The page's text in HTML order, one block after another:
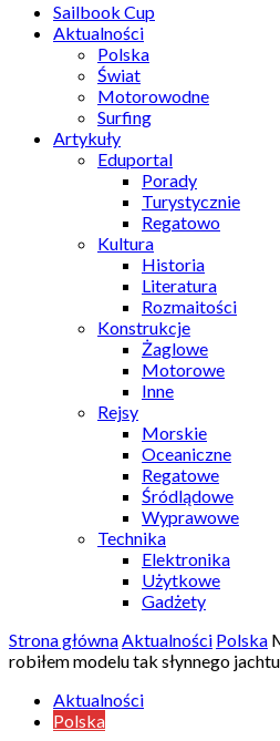
Sailbook Cup
Aktualności
Polska
Świat
Motorowodne
Surfing
Artykuły
Eduportal
Porady
Turystycznie
Regatowo
Kultura
Historia
Literatura
Rozmaitości
Konstrukcje
Żaglowe
Motorowe
Inne
Rejsy
Morskie
Oceaniczne
Regatowe
Śródlądowe
Wyprawowe
Technika
Elektronika
Użytkowe
Gadżety
Strona głównaAktualności Polska
robiłem modelu tak słynnego jachtu
Aktualności
Polska